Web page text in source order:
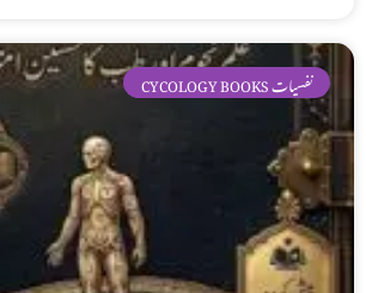
CYCOLOGY BOOKS نفسیات